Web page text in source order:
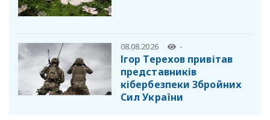
08.08.2026 -
Ігор Терехов привітав
представників
кібербезпеки Збройних
Сил України